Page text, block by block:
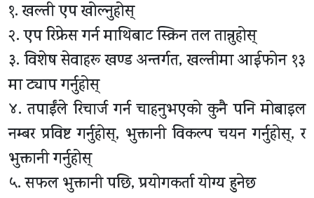
१. खल्ती एप खोल्नुहोस्
२. एप रिफ्रेस गर्न माथिबाट स्क्रिन तल तान्नुहोस्
३. विशेष सेवाहरू खण्ड अन्तर्गत, खल्तीमा आईफोन १३
मा ट्याप गर्नुहोस्
४. तपाईंले रिचार्ज गर्न चाहनुभएको कुनै पनि मोबाइल
नम्बर प्रविष्ट गर्नुहोस्, भुक्तानी विकल्प चयन गर्नुहोस्, र
भुक्तानी गर्नुहोस्
५. सफल भुक्तानी पछि, प्रयोगकर्ता योग्य हुनेछ